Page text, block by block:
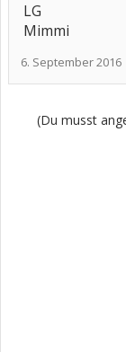
LG
Mimmi
6. September 2016
(Du musst